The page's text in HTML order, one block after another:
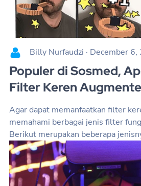
Billy Nurfaudzi · December 6,
Populer di Sosmed,
Filter Keren
Agar dapat memanfaatkan filter
memahami berbagai jenis filter
Berikut merupakan beberapa